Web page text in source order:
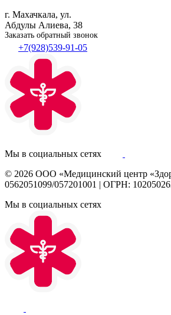
г. Махачкала, ул.
Абдулы Алиева, 38
Заказать обратный звонок
+7(928)539-91-05
Мы в социальных сетях
© 2026 ООО «Медицинский центр
0562051099/057201001 | ОГРН:
Мы в социальных сетях